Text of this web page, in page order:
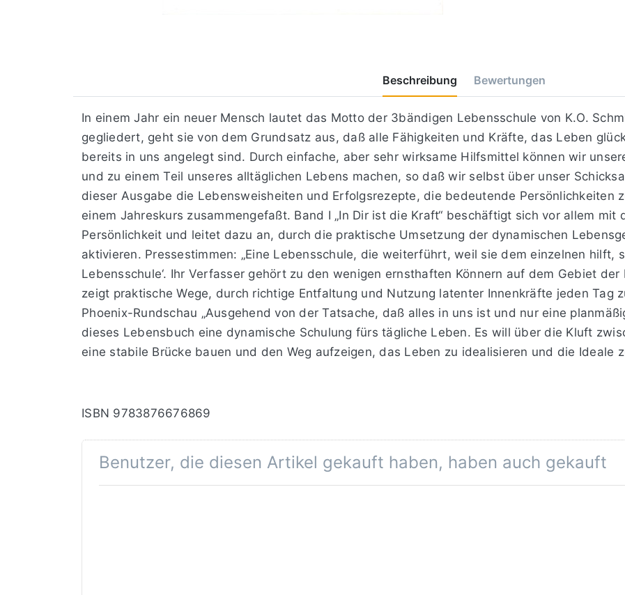
Beschreibung Bewertungen
In einem Jahr ein neuer Mensch lautet das Motto der 3bändigen Lebensschule von K.O.
gegliedert, geht sie von dem Grundsatz aus, daß alle Fähigkeiten und Kräfte, das Leben
bereits in uns angelegt sind. Durch einfache, aber sehr wirksame Hilfsmittel können wir
und zu einem Teil unseres alltäglichen Lebens machen, so daß wir selbst über unser
dieser Ausgabe die Lebensweisheiten und Erfolgsrezepte, die bedeutende Persönlichkeiten
einem Jahreskurs zusammengefaßt. Band I „In Dir ist die Kraft“ beschäftigt sich vor allem mit
Persönlichkeit und leitet dazu an, durch die praktische Umsetzung der dynamischen
aktivieren. Pressestimmen: „Eine Lebensschule, die weiterführt, weil sie dem einzelnen hilft,
Lebensschule‘. Ihr Verfasser gehört zu den wenigen ernsthaften Könnern auf dem Gebiet
zeigt praktische Wege, durch richtige Entfaltung und Nutzung latenter Innenkräfte jeden Tag
Phoenix-Rundschau „Ausgehend von der Tatsache, daß alles in uns ist und nur eine
dieses Lebensbuch eine dynamische Schulung fürs tägliche Leben. Es will über die Kluft
eine stabile Brücke bauen und den Weg aufzeigen, das Leben zu idealisieren und die Ideale
ISBN 9783876676869
Benutzer, die diesen Artikel gekauft haben, haben auch gekauft